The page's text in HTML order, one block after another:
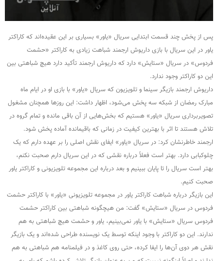
پس از پخش چند قسمت ابتدایی سریال «یاور» بسیاری بر این عقیده‌اند که کاراکتر
یاور در این سریال با بازی داریوش ارجمند شباهت زیادی به کاراکتر «حشمت
فردوس» در سریال «ستایش» دارد که داریوش ارجمند تأکید دارد هیچ شباهتی بین
این دو کاراکتر وجود ندارد.
داریوش ارجمند بازیگر سینما و تلویزیون که سریال «یاور» با بازی او در ایام ماه
مبارک رمضان از شبکه سه پخش می‌شود، اظهار داشت: این روزها همچنان مشغول
تصویربرداری سریال «یاور» هستیم که بخش‌هایی از آن باقی مانده و تمام گروه در
تلاش هستند تا اثر با بهترین کیفیت در زمانی که باقیمانده آماده پخش شود.
ارجمند خاطرنشان کرد: در سریال «یاور» ایفای نقش اصلی را بر عهده دارم که یک
چلوکبابی دارد. بهتر است فعلاً درباره نقشی که در این سریال دارم صحبت نکنم،
بهتر است سریال را تا پایان ببینیم و بعد درباره این مجموعه تلویزیونی و کاراکتر یاور
صحبت کنیم.
این بازیگر درباره شباهت کاراکتر یاور در مجموعه تلویزیونی «یاور» با کاراکتر حشمت
فردوس در سریال «ستایش» گفت: من هیچگونه شباهتی بین کاراکتر حشمت
فردوس سریال «ستایش» با یاور نمی‌بینیم، یاور و حشمت هیچ شباهتی به هم
ندارند. این دو کاراکتر با وجود اینکه توسط یک نویسنده طراحی شده‌اند و یک بازیگر
نقش هر دوی آن‌ها را ایفا کرده، حتی روی کاغذ و در فیلمنامه هم شباهتی به هم